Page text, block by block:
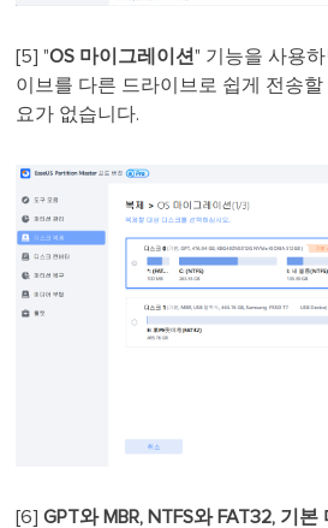
[5] "OS 마이그레이션" 기능을 사용
이브를 다른 드라이브로 쉽게 전송
요가 없습니다.
[6]GPT와 MBR, NTFS와 FAT32, 기